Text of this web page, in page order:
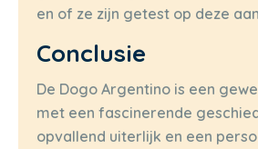
en of ze zijn getest op deze
Conclusie
De Dogo Argentino is een
met een fascinerende
opvallend uiterlijk en een